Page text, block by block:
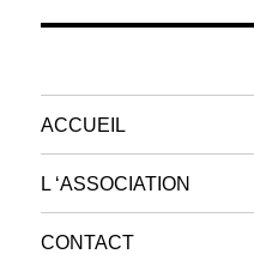
ACCUEIL
L ‘ASSOCIATION
CONTACT